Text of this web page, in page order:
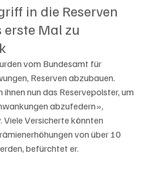
in die Reserven
Mal zu
vom Bundesamt für
Reserven abzubauen.
nun das Reservepolster, um
abzufedern»,
Versicherte könnten
von über 10
befürchtet er.